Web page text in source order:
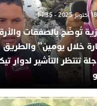
تُوضّح بالصفقات
خلال يومين” والطريق
تنتظر التأشير لدوار